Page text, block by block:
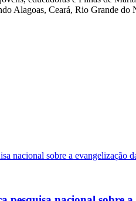
Alagoas, Ceará, Rio Grande do